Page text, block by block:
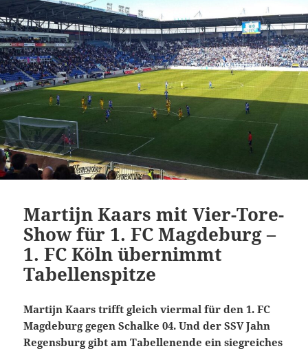
Martijn Kaars mit Vier-Tore-
Show für 1. FC Magdeburg –
1. FC Köln übernimmt
Tabellenspitze
Martijn Kaars trifft gleich viermal für den 1. FC
Magdeburg gegen Schalke 04. Und der SSV Jahn
Regensburg gibt am Tabellenende ein siegreiches